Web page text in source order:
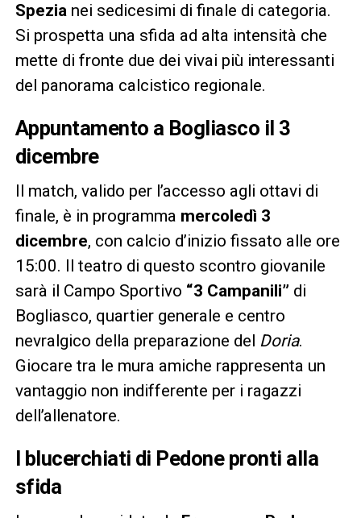
Spezianei sedicesimi di finale di categoria.
Si prospetta una sfida ad alta intensità che
mette di fronte due dei vivai più interessanti
del panorama calcistico regionale.
Appuntamento a Bogliasco il 3
dicembre
Il match, valido per l’accesso agli ottavi di
finale, è in programma mercoledì 3
dicembre, con calcio d’inizio fissato alle ore
15:00. Il teatro di questo scontro giovanile
sarà il Campo Sportivo “3 Campanili” di
Bogliasco, quartier generale e centro
nevralgico della preparazione del Doria.
Giocare tra le mura amiche rappresenta un
vantaggio non indifferente per i ragazzi
dell’allenatore.
I blucerchiati di Pedone pronti alla
sfida